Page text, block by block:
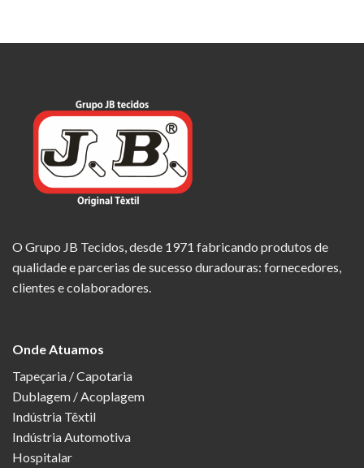
O Grupo JB Tecidos, desde 1971 fabricando produtos de
qualidade e parcerias de sucesso duradouras: fornecedores,
clientes e colaboradores.
Onde Atuamos
Tapeçaria / Capotaria
Dublagem / Acoplagem
Indústria Têxtil
Indústria Automotiva
Hospitalar